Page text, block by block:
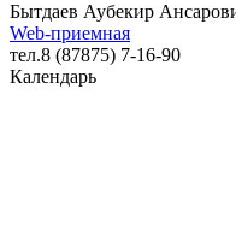
Бытдаев Аубекир
Web-приемная
тел.8 (87875) 7-16-90
Календарь